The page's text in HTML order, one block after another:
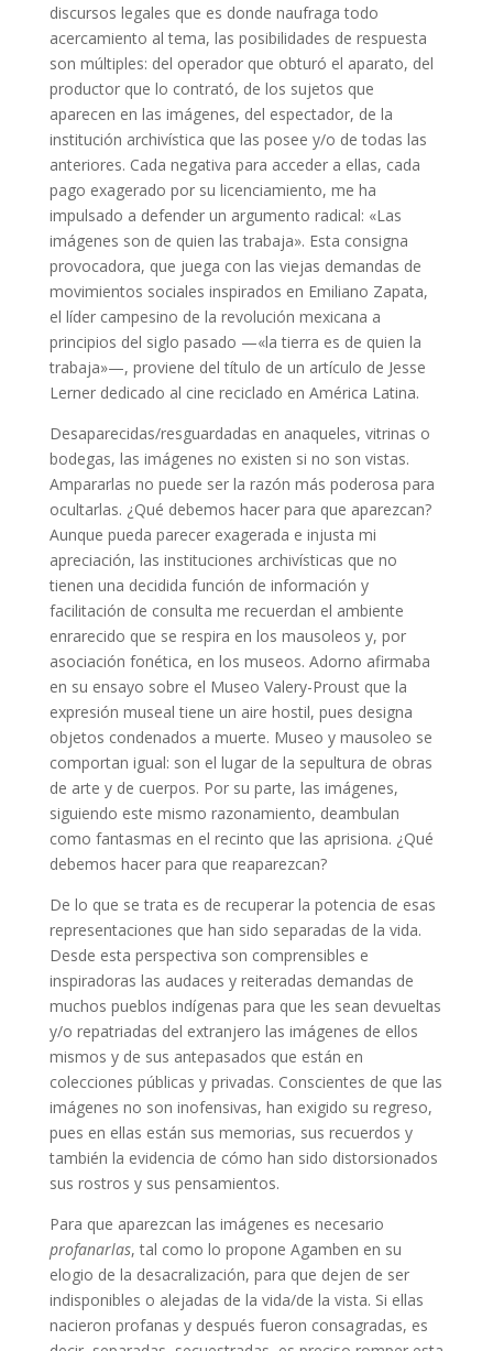
discursos legales que es donde naufraga todo
acercamiento al tema, las posibilidades de respuesta
son múltiples: del operador que obturó el aparato, del
productor que lo contrató, de los sujetos que
aparecen en las imágenes, del espectador, de la
institución archivística que las posee y/o de todas las
anteriores. Cada negativa para acceder a ellas, cada
pago exagerado por su licenciamiento, me ha
impulsado a defender un argumento radical: «Las
imágenes son de quien las trabaja». Esta consigna
provocadora, que juega con las viejas demandas de
movimientos sociales inspirados en Emiliano Zapata,
el líder campesino de la revolución mexicana a
principios del siglo pasado —«la tierra es de quien la
trabaja»—, proviene del título de un artículo de Jesse
Lerner dedicado al cine reciclado en América Latina.
Desaparecidas/resguardadas en anaqueles, vitrinas o
bodegas, las imágenes no existen si no son vistas.
Ampararlas no puede ser la razón más poderosa para
ocultarlas. ¿Qué debemos hacer para que aparezcan?
Aunque pueda parecer exagerada e injusta mi
apreciación, las instituciones archivísticas que no
tienen una decidida función de información y
facilitación de consulta me recuerdan el ambiente
enrarecido que se respira en los mausoleos y, por
asociación fonética, en los museos. Adorno afirmaba
en su ensayo sobre el Museo Valery-Proust que la
expresión museal tiene un aire hostil, pues designa
objetos condenados a muerte. Museo y mausoleo se
comportan igual: son el lugar de la sepultura de obras
de arte y de cuerpos. Por su parte, las imágenes,
siguiendo este mismo razonamiento, deambulan
como fantasmas en el recinto que las aprisiona. ¿Qué
debemos hacer para que reaparezcan?
De lo que se trata es de recuperar la potencia de esas
representaciones que han sido separadas de la vida.
Desde esta perspectiva son comprensibles e
inspiradoras las audaces y reiteradas demandas de
muchos pueblos indígenas para que les sean devueltas
y/o repatriadas del extranjero las imágenes de ellos
mismos y de sus antepasados que están en
colecciones públicas y privadas. Conscientes de que las
imágenes no son inofensivas, han exigido su regreso,
pues en ellas están sus memorias, sus recuerdos y
también la evidencia de cómo han sido distorsionados
sus rostros y sus pensamientos.
Para que aparezcan las imágenes es necesario
profanarlas, tal como lo propone Agamben en su
elogio de la desacralización, para que dejen de ser
indisponibles o alejadas de la vida/de la vista. Si ellas
nacieron profanas y después fueron consagradas, es